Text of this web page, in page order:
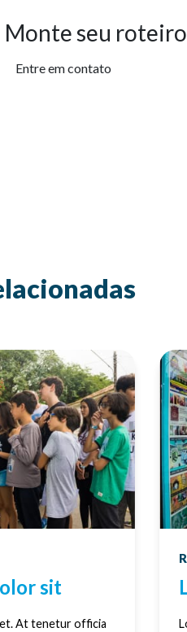
Monte seu
Entre em contato
sit
At tenetur officia